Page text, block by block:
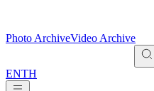
Photo ArchiveVideo Archive
ENTH